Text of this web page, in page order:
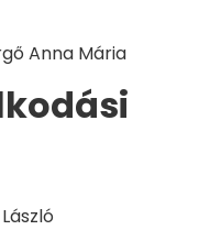
Anna Mária